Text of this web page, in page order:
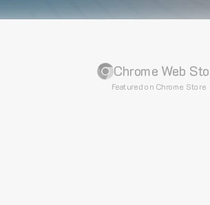
Chrome Web
Featured on Chrome Store